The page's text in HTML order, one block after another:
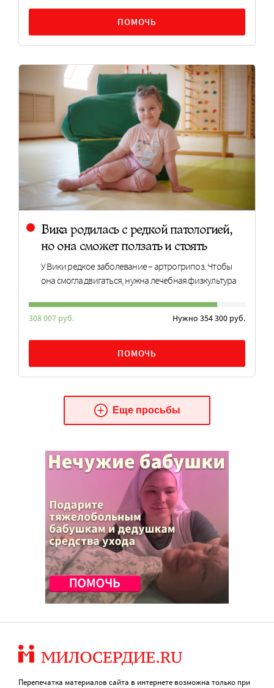
ПОМОЧЬ
Вика родилась с редкой патологией,
но она сможет ползать и стоять
У Вики редкое заболевание – артрогрипоз. Чтобы
она смогла двигаться, нужна лечебная физкультура
308 007 руб. Нужно 354 300 руб.
ПОМОЧЬ
Еще просьбы
Перепечатка материалов сайта в интернете возможна только при